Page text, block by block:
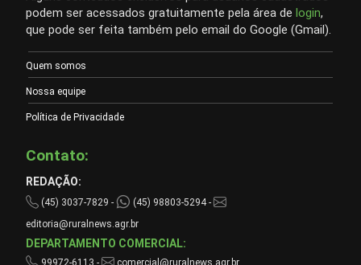
podem ser acessados gratuitamente pela área de login,
que pode ser feita também pelo email do Google (Gmail).
Quem somos
Nossa equipe
Política de Privacidade
Contato:
REDAÇÃO:
(45) 3037-7829 -
(45) 98803-5294 -
editoria@ruralnews.agr.br
DEPARTAMENTO COMERCIAL:
99972-6113 - comercial@ruralnews.agr.br